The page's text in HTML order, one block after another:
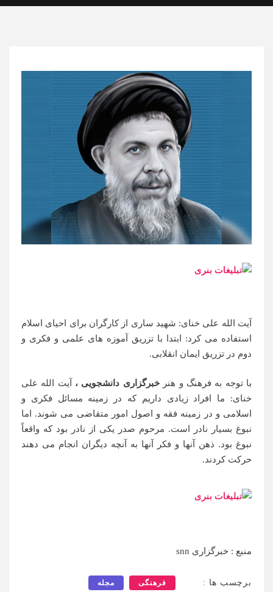
آیت الله علی خنای: شهید ساری از کارگران برای احیای اسلام
استفاده می کرد: ابتدا با تزریق آموزه های علمی و فکری و
دوم در تزریق ایمان انقلابی.
با توجه به فرهنگ و هنرخبرگزاری دانشجویی ، آیت الله علی
خنای: ما افراد زیادی داریم که در زمینه مسائل فکری و
اسلامی و در زمینه فقه و اصول امور متقاضی می شوند. اما
نبوغ بسیار نادر است. مرحوم صدر یکی از نادر بود که واقعاً
نبوغ بود. ذهن آنها و فکر آنها به آنچه دیگران انجام می دهند
حرکت کردند.
منبع : خبرگزاری snn
برچسب ها : فرهنگی مجله